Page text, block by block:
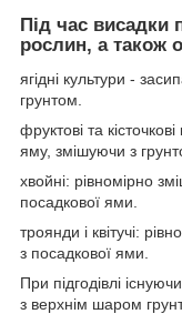
Під час висадки
рослин, а також
ягідні культури -
грунтом.
фруктові та
яму, змішуючи з
хвойні: рівномірно
посадкової ями.
троянди і квітучі:
з посадкової ями.
При підгодівлі
з верхнім шаром